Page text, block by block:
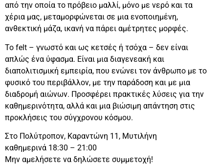
από την οποία το πρόβειο μαλλί, μόνο με νερό και τα
χέρια μας, μεταμορφώνεται σε μια ενοποιημένη,
ανθεκτική μάζα, ικανή να πάρει αμέτρητες μορφές.
Το felt – γνωστό και ως κετσές ή τσόχα – δεν είναι
απλώς ένα ύφασμα. Είναι μια διαγενεακή και
διαπολιτισμική εμπειρία, που ενώνει τον άνθρωπο με το
φυσικό του περιβάλλον, με την παράδοση και με μια
διαδρομή αιώνων. Προσφέρει πρακτικές λύσεις για την
καθημερινότητα, αλλά και μια βιώσιμη απάντηση στις
προκλήσεις του σύγχρονου κόσμου.
Στο Πολύτροπον, Καραντώνη 11, Μυτιλήνη
καθημερινά 18:30 – 21:00
Μην αμελήσετε να δηλώσετε συμμετοχή!